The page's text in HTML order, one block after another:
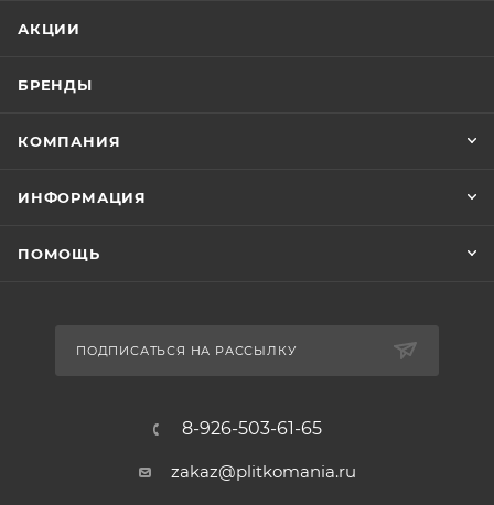
АКЦИИ
БРЕНДЫ
КОМПАНИЯ
ИНФОРМАЦИЯ
ПОМОЩЬ
ПОДПИСАТЬСЯ НА РАССЫЛКУ
8-926-503-61-65
zakaz@plitkomania.ru